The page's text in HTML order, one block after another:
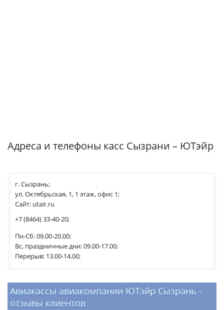
Адреса и телефоны касс Сызрани – ЮТэйр
г. Сызрань;
ул. Октябрьская, 1, 1 этаж, офис 1;
Сайт: utair.ru
+7 (8464) 33-40-20;
Пн-Сб: 09.00-20.00;
Вс, праздничные дни: 09.00-17.00;
Перерыв: 13.00-14.00;
Авиакассы авиакомпании ЮТэйр Сызрань -
отзывы клиентов